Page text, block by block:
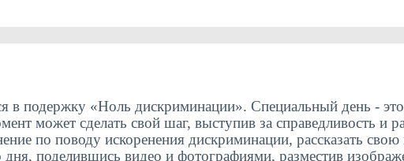
в подержку «Ноль дискриминации». Специальный день -
может сделать свой шаг, выступив за справедливость и
по поводу искоренения дискриминации, рассказать
поделившись видео и фотографиями, разместив